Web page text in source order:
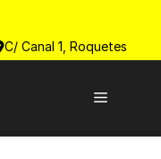
C/ Canal 1, Roquetes